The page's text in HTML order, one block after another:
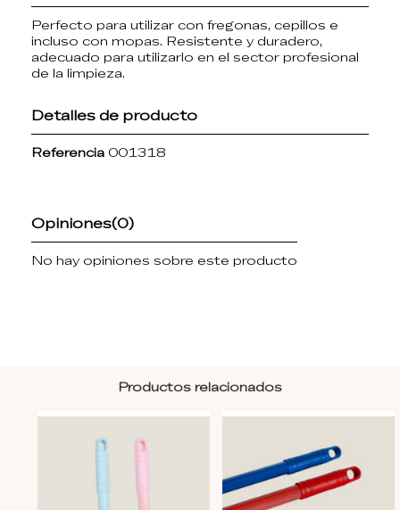
Perfecto para utilizar con fregonas, cepillos e
incluso con mopas. Resistente y duradero,
adecuado para utilizarlo en el sector profesional
de la limpieza.
Detalles de producto
Referencia 001318
Opiniones(0)
No hay opiniones sobre este producto
Productos relacionados